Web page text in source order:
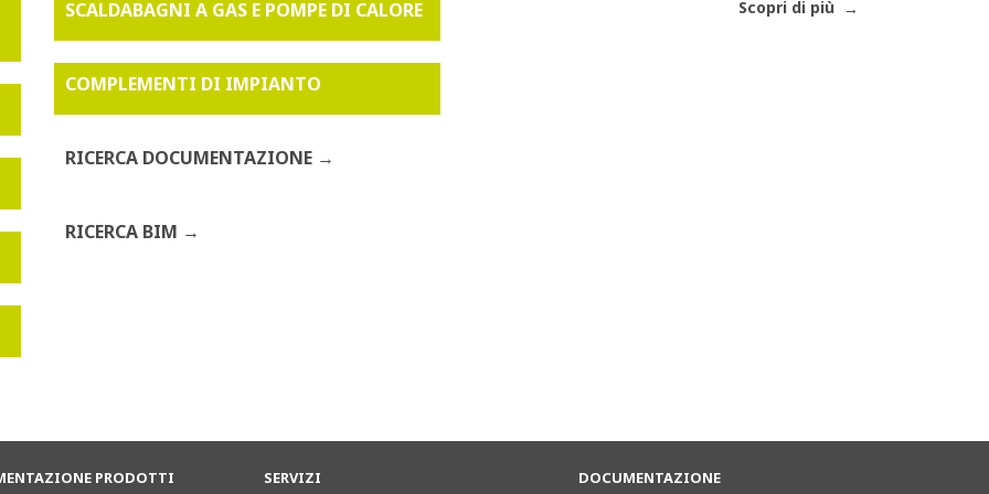
SCALDABAGNI A GAS E POMPE DI CALORE
COMPLEMENTI DI IMPIANTO
RICERCA DOCUMENTAZIONE
RICERCA BIM
Scopri di più
PRODOTTI SERVIZI DOCUMENTAZIONE